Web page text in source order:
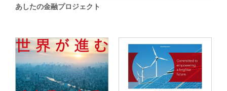
あしたの金融プロジェクト